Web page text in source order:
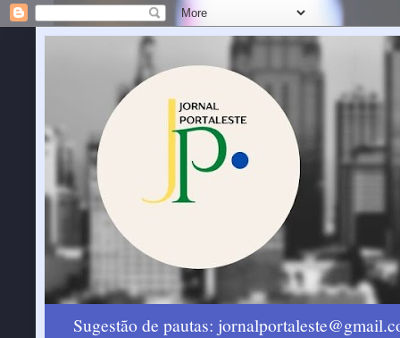
Sugestão de pautas: